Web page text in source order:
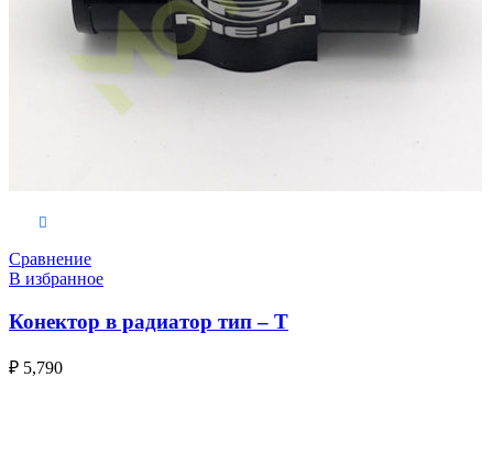
Сравнение
В избранное
Конектор в радиатор тип – Т
₽ 5,790